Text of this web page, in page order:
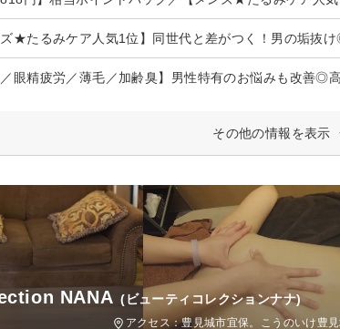
／眼精疲労／薄毛／加齢臭】男性特有のお悩みも改善◎
その他の情報を表示
NANA (ビューティコレクションナナ)
アクセス：豊見城市宜保。こうのいけ豊